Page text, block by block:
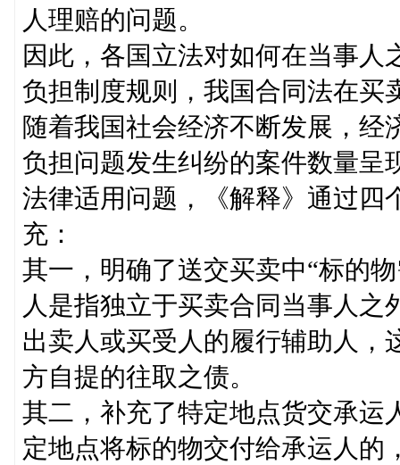
人理赔的问题。
因此，各国立法对如何在当事
负担制度规则，我国合同法在买
随着我国社会经济不断发展，经
负担问题发生纠纷的案件数量呈
法律适用问题，《解释》通过四
充：
其一，明确了送交买卖中“标的
人是指独立于买卖合同当事人
出卖人或买受人的履行辅助人，
方自提的往取之债。
其二，补充了特定地点货交承运
定地点将标的物交付给承运人的